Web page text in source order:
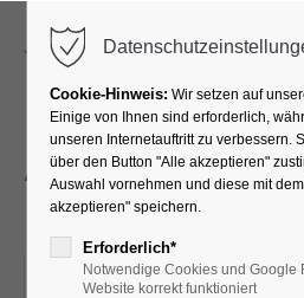
Atemübungen
Gradierwerken
19.05.2026, 15:30
Cookie-Hinweis: Wir setzen auf
Einige von Ihnen sind erforderlich,
unseren Internetauftritt zu verbessern.
über den Button "Alle akzeptieren"
Auswahl vornehmen und diese mit
akzeptieren" speichern.
Erforderlich*
Notwendige Cookies und Google
Website korrekt funktioniert